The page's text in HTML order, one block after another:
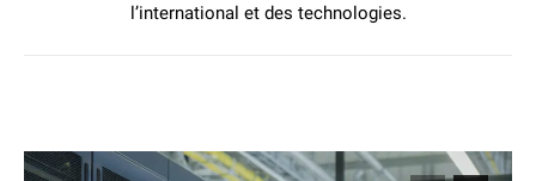
l’international et des technologies.